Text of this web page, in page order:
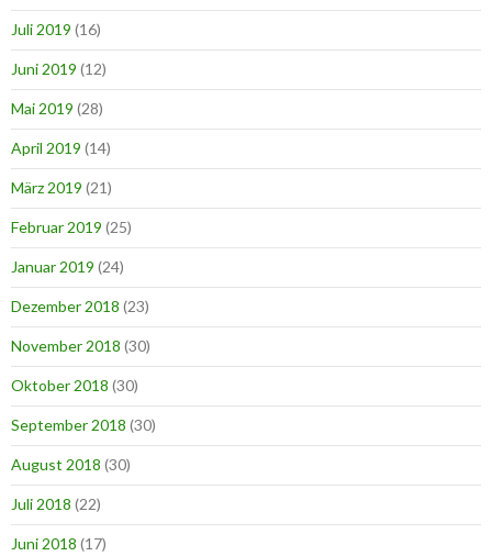
Juli 2019 (16)
Juni 2019 (12)
Mai 2019 (28)
April 2019 (14)
März 2019 (21)
Februar 2019 (25)
Januar 2019 (24)
Dezember 2018 (23)
November 2018 (30)
Oktober 2018 (30)
September 2018 (30)
August 2018 (30)
Juli 2018 (22)
Juni 2018 (17)